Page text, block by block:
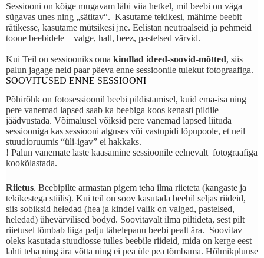
Sessiooni on kõige mugavam läbi viia hetkel, mil beebi on väga
sügavas unes ning „sätitav“. Kasutame tekikesi, mähime beebit
rätikesse, kasutame mütsikesi jne. Eelistan neutraalseid ja pehmeid
toone beebidele – valge, hall, beez, pastelsed värvid.
Kui Teil on sessiooniks oma kindlad ideed-soovid-mõtted, siis
palun jagage neid paar päeva enne sessioonile tulekut fotograafiga.
SOOVITUSED ENNE SESSIOONI
Põhirõhk on fotosessioonil beebi pildistamisel, kuid ema-isa ning
pere vanemad lapsed saab ka beebiga koos kenasti pildile
jäädvustada. Võimalusel võiksid pere vanemad lapsed liituda
sessiooniga kas sessiooni alguses või vastupidi lõpupoole, et neil
stuudioruumis “üli-igav” ei hakkaks.
! Palun vanemate laste kaasamine sessioonile eelnevalt fotograafiga
kookõlastada.
Riietus. Beebipilte armastan pigem teha ilma riieteta (kangaste ja
tekikestega stiilis). Kui teil on soov kasutada beebil seljas riideid,
siis sobiksid heledad (hea ja kindel valik on valged, pastelsed,
heledad) ühevärvilised bodyd. Soovitavalt ilma piltideta, sest pilt
riietusel tõmbab liiga palju tähelepanu beebi pealt ära. Soovitav
oleks kasutada stuudiosse tulles beebile riideid, mida on kerge eest
lahti teha ning ära võtta ning ei pea üle pea tõmbama. Hõlmikpluuse